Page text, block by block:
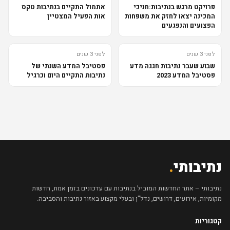
פרויקט מרגש בנתיבות:חניכי
המכינה יצאו לחזק את משפחות
הפצועים והנפגעים
אתמול התקיים בנתיבות טקס
אות הפעיל המצטיין
לפני 3 שנים
שבוע שעבר נתיבות חגגה מדע
פסטיבל המדע 2023
לפני 3 שנים
פסטיבל המדע השנתי של
נתיבות התקיים היום וכרגיל
נתיבותי.
נתיבותי – אתר החדשות המוביל בנתיבות עם עדכונים בזמן אמת, חדשות
מקומיות, אירועים, דרושים, נדל"ן ובעלי מקצוע באזור נתיבות והסביבה.
קטגוריות